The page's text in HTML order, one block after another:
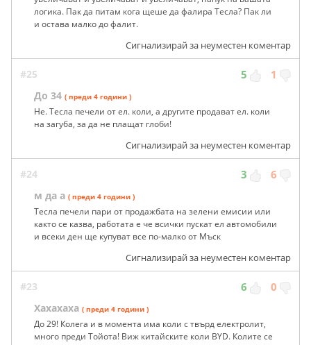
логика. Пак да питам кога щеше да фалира Тесла? Пак ли
и остава малко до фалит.
Сигнализирай за неуместен коментар
#25 5 1
До 34 ( преди 4 години )
Не. Тесла печели от ел. коли, а другите продават ел. коли
на загуба, за да не плащат глоби!
Сигнализирай за неуместен коментар
#24 3 6
м да а ( преди 4 години )
Тесла печели пари от продажбата на зелени емисии или
както се казва, работата е че всички пускат ел автомобили
и всеки ден ще купуват все по-малко от Мъск
Сигнализирай за неуместен коментар
#23 6 0
Хахахаха ( преди 4 години )
До 29! Колега и в момента има коли с твърд електролит,
много преди Тойота! Виж китайските коли BYD. Колите се